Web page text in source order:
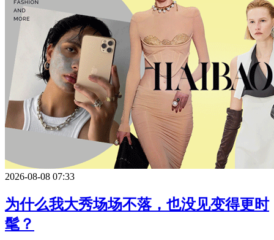
2026-08-08 07:33
为什么我大秀场场不落，也没见变得更时
髦？